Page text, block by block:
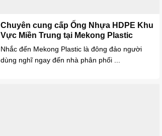
Chuyên cung cấp Ống Nhựa HDPE Khu
Vực Miền Trung tại Mekong Plastic
Nhắc đến Mekong Plastic là đông đảo người
dùng nghĩ ngay đến nhà phân phối ...